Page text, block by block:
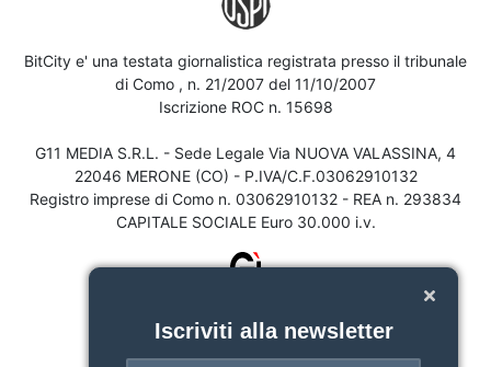
BitCity e' una testata giornalistica registrata presso il tribunale
di Como , n. 21/2007 del 11/10/2007
Iscrizione ROC n. 15698
G11 MEDIA S.R.L. - Sede Legale Via NUOVA VALASSINA, 4
22046 MERONE (CO) - P.IVA/C.F.03062910132
Registro imprese di Como n. 03062910132 - REA n. 293834
CAPITALE SOCIALE Euro 30.000 i.v.
Iscriviti alla newsletter